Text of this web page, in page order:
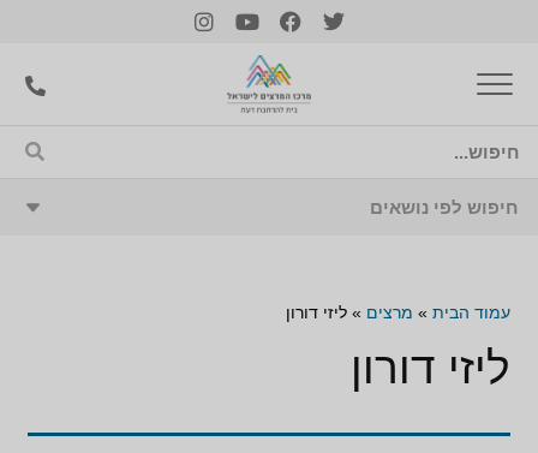
עמוד הבית » מרצים »ליזי דורון
ליזי דורון